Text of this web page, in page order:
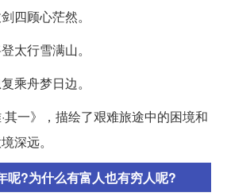
四顾心茫然。
太行雪满山。
乘舟梦日边。
其一》，描绘了艰难旅途中的困境和
深远。
呢?为什么有富人也有穷人呢?